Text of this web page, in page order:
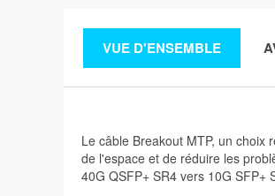
VUE D'ENSEMBLE
Le câble Breakout MTP, un
de l'espace et de réduire les
40G QSFP+ SR4 vers 10G SFP+